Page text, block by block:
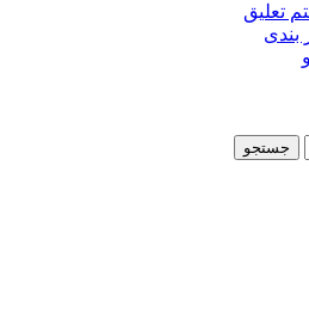
تعلیق
بندی
جستجو